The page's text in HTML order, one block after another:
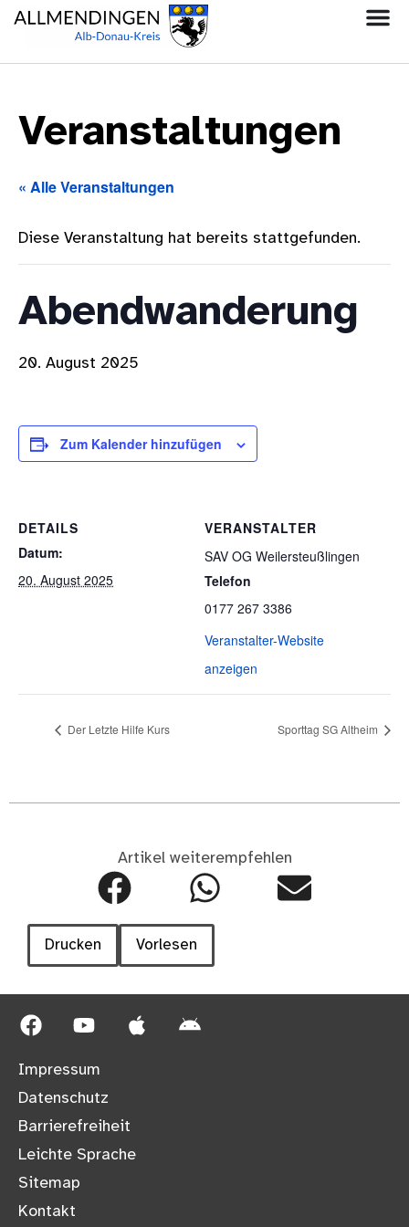
Veranstaltungen
« Alle Veranstaltungen
Diese Veranstaltung hat bereits stattgefunden.
Abendwanderung
20. August 2025
Zum Kalender hinzufügen
DETAILS
Datum:
20. August 2025
VERANSTALTER
SAV OG Weilersteußlingen
Telefon
0177 267 3386
Veranstalter-Website
anzeigen
Der Letzte Hilfe Kurs Sporttag SG Altheim
Artikel weiterempfehlen
Drucken Vorlesen
Impressum
Datenschutz
Barrierefreiheit
Leichte Sprache
Sitemap
Kontakt